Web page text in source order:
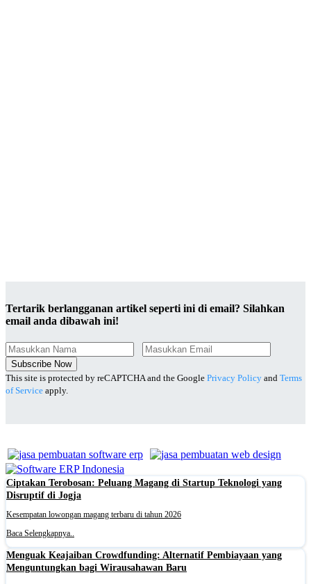
Tertarik berlangganan artikel seperti ini di email? Silahkan
email anda dibawah ini!
Subscribe Now
This site is protected by reCAPTCHA and the Google Privacy Policy and Terms
of Service apply.
Ciptakan Terobosan: Peluang Magang di Startup Teknologi yang
Disruptif di Jogja
Kesempatan lowongan magang terbaru di tahun 2026
Baca Selengkapnya..
Menguak Keajaiban Crowdfunding: Alternatif Pembiayaan yang
Menguntungkan bagi Wirausahawan Baru